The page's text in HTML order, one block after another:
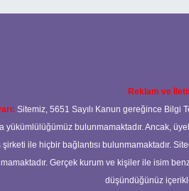
Reklam ve
Sitemiz, 5651 Sayılı Kanun gereğince Bilgi
yükümlülüğümüz bulunmamaktadır. Ancak,
şirketi ile hiçbir bağlantısı bulunmamaktadır.
Gerçek kurum ve kişiler ile isim
düşündüğünüz